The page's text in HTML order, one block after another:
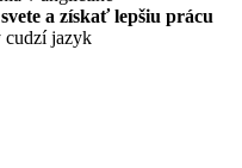
a získať lepšiu prácu
jazyk